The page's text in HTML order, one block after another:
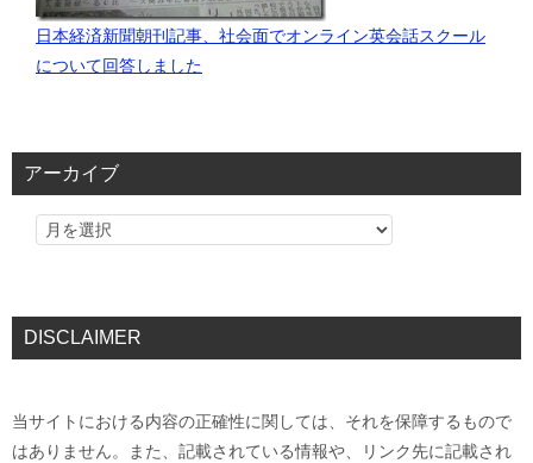
日本経済新聞朝刊記事、社会面でオンライン英会話スクール
について回答しました
アーカイブ
DISCLAIMER
当サイトにおける内容の正確性に関しては、それを保障するもので
はありません。また、記載されている情報や、リンク先に記載され